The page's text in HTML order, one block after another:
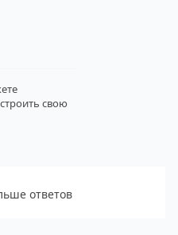
свою
ответов